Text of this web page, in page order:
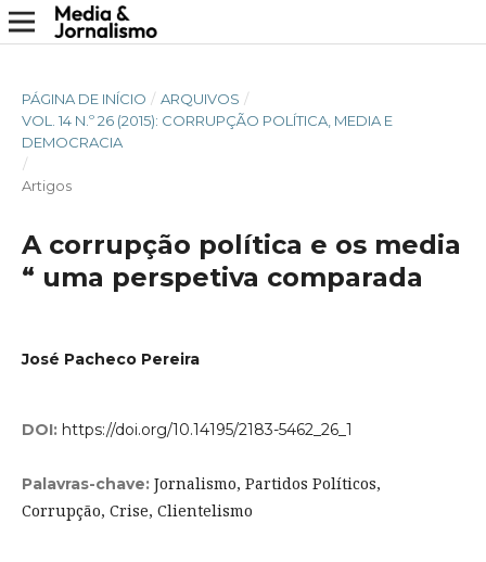
PÁGINA DE INÍCIO / ARQUIVOS /
VOL. 14 N.º 26 (2015): CORRUPÇÃO POLÍTICA, MEDIA E
DEMOCRACIA
/
Artigos
A corrupção política e os media
“ uma perspetiva comparada
José Pacheco Pereira
DOI: https://doi.org/10.14195/2183-5462_26_1
Palavras-chave: Jornalismo, Partidos Políticos,
Corrupção, Crise, Clientelismo